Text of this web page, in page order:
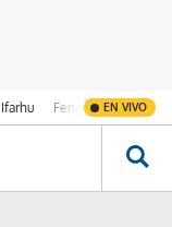
Ifarhu Fenómeno de El
EN VIVO